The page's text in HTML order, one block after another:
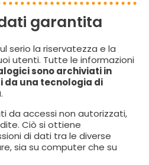
garantita
serio la riservatezza e la
utenti. Tutte le informazioni
sono archiviati in
da una tecnologia di
.
da accessi non autorizzati,
Ciò si ottiene
di dati tra le diverse
sia su computer che su